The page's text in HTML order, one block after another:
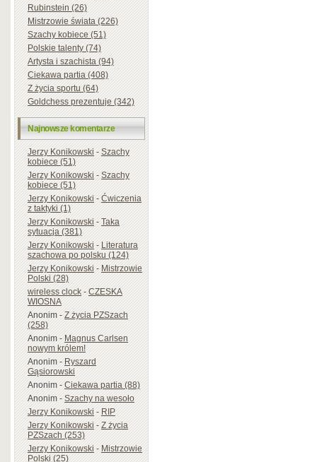
Rubinstein (26)
Mistrzowie świata (226)
Szachy kobiece (51)
Polskie talenty (74)
Artysta i szachista (94)
Ciekawa partia (408)
Z życia sportu (64)
Goldchess prezentuje (342)
Najnowsze komentarze
Jerzy Konikowski-Szachy
kobiece (51)
Jerzy Konikowski-Szachy
kobiece (51)
Jerzy Konikowski-Ćwiczenia
z taktyki (1)
Jerzy Konikowski-Taka
sytuacja (381)
Jerzy Konikowski-Literatura
szachowa po polsku (124)
Jerzy Konikowski-Mistrzowie
Polski (28)
wireless clock-CZESKA
WIOSNA
Anonim-Z życia PZSzach
(258)
Anonim-Magnus Carlsen
nowym królem!
Anonim-Ryszard
Gąsiorowski
Anonim-Ciekawa partia (88)
Anonim-Szachy na wesoło
Jerzy Konikowski-RIP
Jerzy Konikowski-Z życia
PZSzach (253)
Jerzy Konikowski-Mistrzowie
Polski (25)